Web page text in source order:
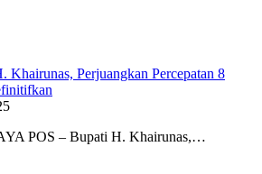
Khairunas, Perjuangkan Percepatan 8
POS – Bupati H. Khairunas,…